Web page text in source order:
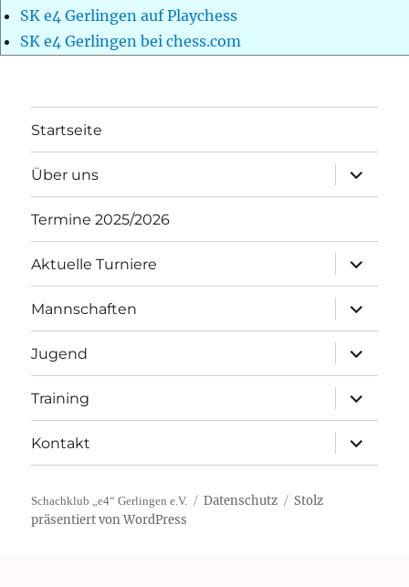
SK e4 Gerlingen auf Playchess
SK e4 Gerlingen bei chess.com
Startseite
Über uns
öffnen
Termine 2025/2026
Aktuelle Turniere
öffnen
Mannschaften
öffnen
Jugend
öffnen
Training
öffnen
Kontakt
öffnen
Schachklub „e4“ Gerlingen e.V. Datenschutz
Stolz
präsentiert von WordPress